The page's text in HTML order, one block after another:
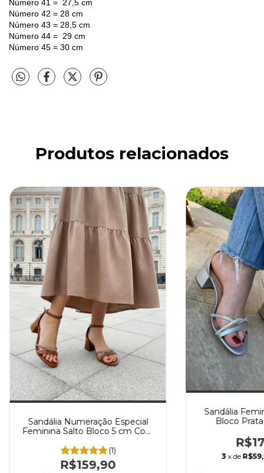
Número 41 = 27,5 cm
Número 42 = 28 cm
Número 43 = 28,5 cm
Número 44 = 29 cm
Número 45 = 30 cm
Produtos relacionados
Sandália Numeração Especial
Feminina Salto Bloco 5 cm Com
(1)
R$159,90
Sandália
Bloco
3 x de